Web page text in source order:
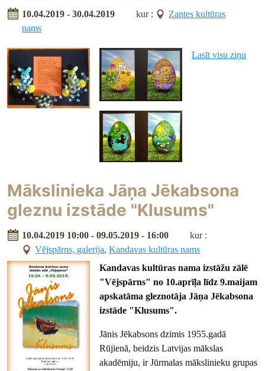
10.04.2019 - 30.04.2019 kur :
Zantes kultūras
nams
Lasīt visu ziņu
Mākslinieka Jāņa Jēkabsona
gleznu izstāde "Klusums"
10.04.2019 10:00 - 09.05.2019 - 16:00
kur :
Vējspārns, galerija,Kandavas kultūras nams
Kandavas kultūras nama izstāžu zālē
"Vējspārns" no 10.aprīļa līdz 9.maijam
apskatāma gleznotāja Jāņa Jēkabsona
izstāde "Klusums".
Jānis Jēkabsons dzimis 1955.gadā
Rūjienā, beidzis Latvijas mākslas
akadēmiju, ir Jūrmalas mākslinieku grupas